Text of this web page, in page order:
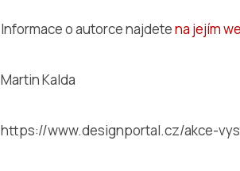
Informace o autorce najdetena jejím
Martin Kalda
https://www.designportal.cz/akce-